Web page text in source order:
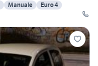
Manuale
Euro 4